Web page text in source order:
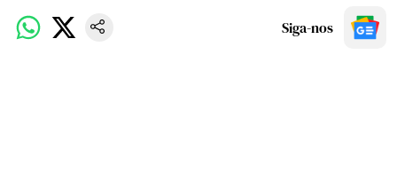
Siga-nos